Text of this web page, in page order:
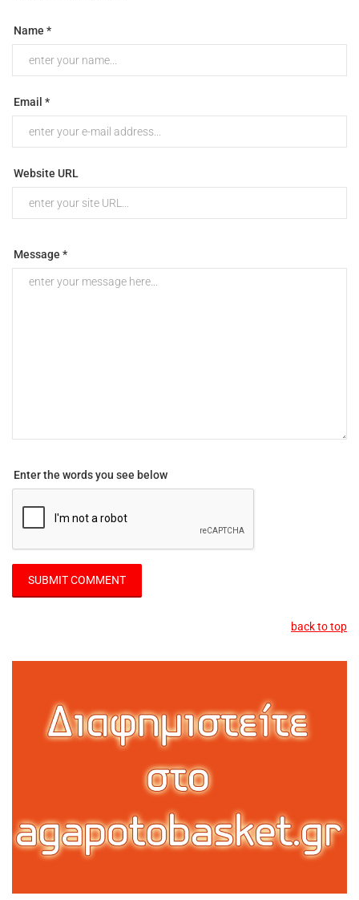
Name *
Email *
Website URL
Message *
Enter the words you see below
back to top